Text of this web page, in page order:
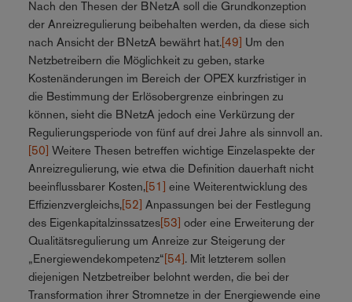
Nach den Thesen der BNetzA soll die Grundkonzeption
der Anreizregulierung beibehalten werden, da diese sich
nach Ansicht der BNetzA bewährt hat.[49] Um den
Netzbetreibern die Möglichkeit zu geben, starke
Kostenänderungen im Bereich der OPEX kurzfristiger in
die Bestimmung der Erlösobergrenze einbringen zu
können, sieht die BNetzA jedoch eine Verkürzung der
Regulierungsperiode von fünf auf drei Jahre als sinnvoll an.
[50] Weitere Thesen betreffen wichtige Einzelaspekte der
Anreizregulierung, wie etwa die Definition dauerhaft nicht
beeinflussbarer Kosten,[51] eine Weiterentwicklung des
Effizienzvergleichs,[52] Anpassungen bei der Festlegung
des Eigenkapitalzinssatzes[53] oder eine Erweiterung der
Qualitätsregulierung um Anreize zur Steigerung der
„Energiewendekompetenz“[54]. Mit letzterem sollen
diejenigen Netzbetreiber belohnt werden, die bei der
Transformation ihrer Stromnetze in der Energiewende eine